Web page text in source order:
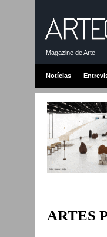
Magazine de Arte
Notícias
ARTES